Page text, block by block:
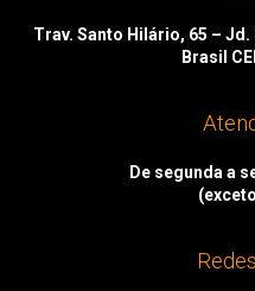
Trav. Santo Hilário, 65 –
Brasil
De segunda a